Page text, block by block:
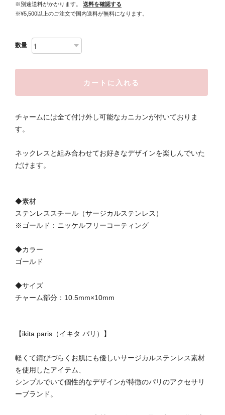
※別途送料がかかります。
送料を確認する
※¥5,500以上のご注文で国内送料が無料になります。
数量
カートに入れる
チャームには全て付け外し可能なカニカンが付いておりま
す。
ネックレスと組み合わせてお好きなデザインを楽しんでいた
だけます。
◆素材
ステンレススチール（サージカルステンレス）
※ゴールド：ニッケルフリーコーティング
◆カラー
ゴールド
◆サイズ
チャーム部分：10.5mm×10mm
【ikita paris（イキタ パリ）】
軽くて錆びづらくお肌にも優しいサージカルステンレス素材
を使用したアイテム、
シンプルでいて個性的なデザインが特徴のパリのアクセサリ
ーブランド。